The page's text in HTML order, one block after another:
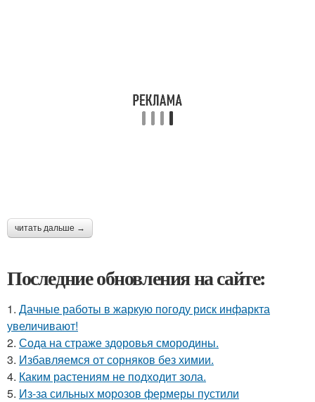
читать дальше →
Последние обновления на сайте:
1. Дачные работы в жаркую погоду риск инфаркта
увеличивают!
2. Сода на страже здоровья смородины.
3. Избавляемся от сорняков без химии.
4. Каким растениям не подходит зола.
5. Из-за сильных морозов фермеры пустили